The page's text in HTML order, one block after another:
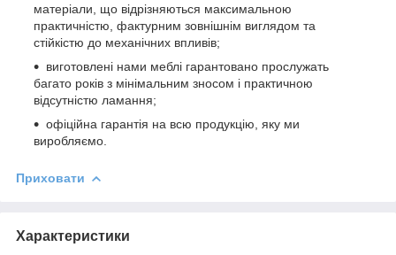
матеріали, що відрізняються максимальною
практичністю, фактурним зовнішнім виглядом та
стійкістю до механічних впливів;
виготовлені нами меблі гарантовано прослужать
багато років з мінімальним зносом і практичною
відсутністю ламання;
офіційна гарантія на всю продукцію, яку ми
виробляємо.
Приховати
Характеристики